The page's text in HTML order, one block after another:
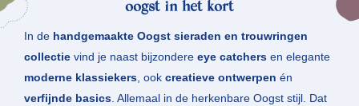
oogst in het kort
In de handgemaakte Oogst sieraden en trouwringen
collectie vind je naast bijzondere eye catchers en elegante
moderne klassiekers, ook creatieve ontwerpen én
verfijnde basics. Allemaal in de herkenbare Oogst stijl. Dat